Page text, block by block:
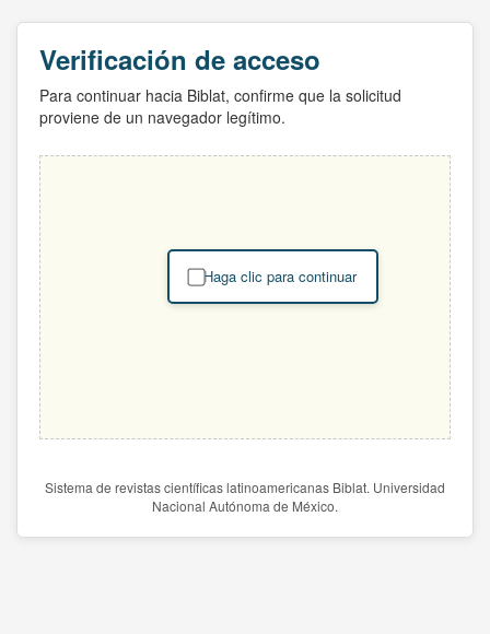
Verificación de acceso
Para continuar hacia Biblat, confirme que la solicitud
proviene de un navegador legítimo.
Haga clic para continuar
Sistema de revistas científicas latinoamericanas Biblat. Universidad
Nacional Autónoma de México.